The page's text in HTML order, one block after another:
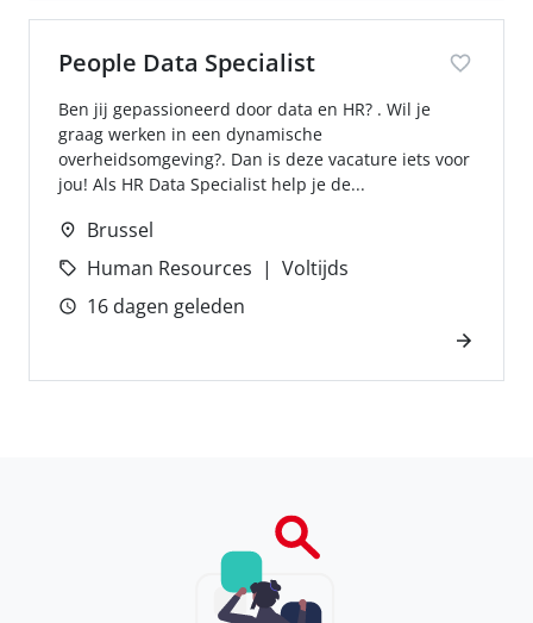
People Data Specialist
Ben jij gepassioneerd door data en HR? . Wil je
graag werken in een dynamische
overheidsomgeving?. Dan is deze vacature iets voor
jou! Als HR Data Specialist help je de...
Brussel
Human Resources
Voltijds
16 dagen geleden